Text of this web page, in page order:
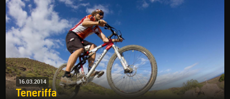
16.03.2014
Teneriffa